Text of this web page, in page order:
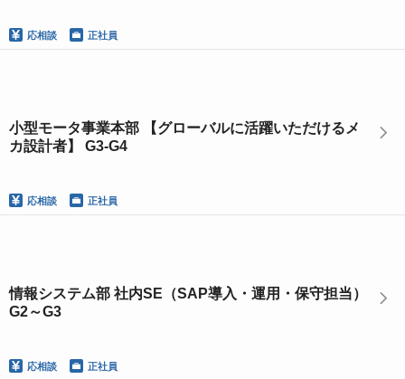
応相談 正社員
小型モータ事業本部 【グローバルに活躍いただけるメ
カ設計者】 G3-G4
応相談 正社員
情報システム部 社内SE（SAP導入・運用・保守担当）
G2～G3
応相談 正社員